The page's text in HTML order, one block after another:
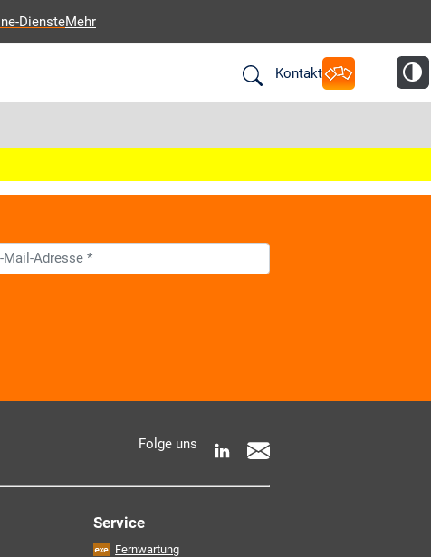
DiensteMehr
Kontakt
AKDB-Datenschutzbedingungen
Informationen zur Verarbeitung meiner
Folge uns
Service
Fernwartung